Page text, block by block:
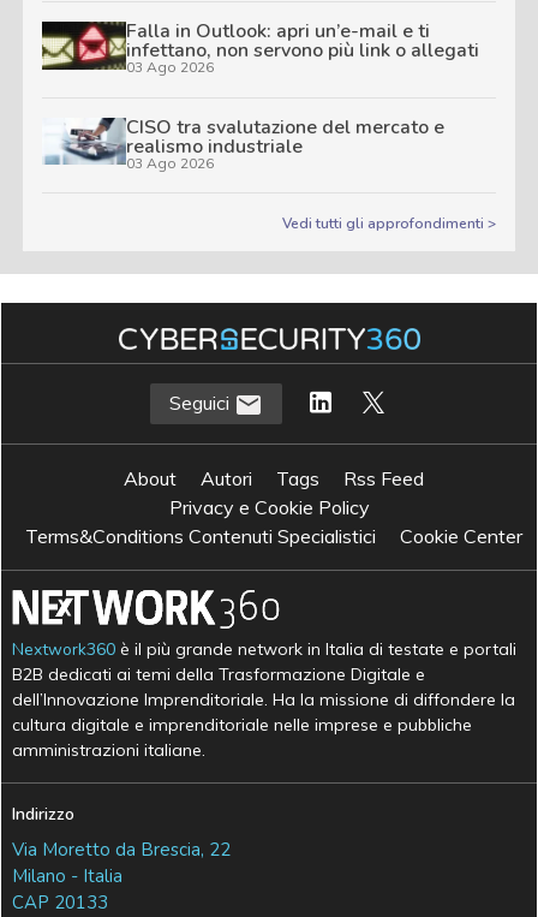
Falla in Outlook: apri un’e-mail e ti
infettano, non servono più link o allegati
03 Ago 2026
CISO tra svalutazione del mercato e
realismo industriale
03 Ago 2026
Vedi tutti gli approfondimenti >
Seguici
About Autori Tags
Rss Feed
Privacy e Cookie Policy
Terms&Conditions Contenuti Specialistici
Cookie Center
Nextwork360 è il più grande network in Italia di testate e portali
B2B dedicati ai temi della Trasformazione Digitale e
dell’Innovazione Imprenditoriale. Ha la missione di diffondere la
cultura digitale e imprenditoriale nelle imprese e pubbliche
amministrazioni italiane.
Indirizzo
Via Moretto da Brescia, 22
Milano - Italia
CAP 20133